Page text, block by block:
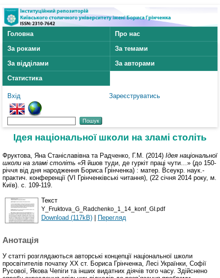
Головна
Про нас
За роками
За темами
За відділами
За авторами
Статистика
Вхід Зареєструватись
Ідея національної школи на зламі століть
Фруктова, Яна Станіславівна та Радченко, Г.М. (2014) Ідея національної
школи на зламі століть «Я йшов туди, де гуркіт праці чути…» (до 150-
річчя від дня народження Бориса Грінченка) : матер. Всеукр. наук.-
практич. конференції (VI Грінченківські читання), (22 січня 2014 року, м.
Київ). с. 109-119.
Текст
Y_Fruktova_G_Radchenko_1_14_konf_GI.pdf
Download (117kB) | Перегляд
Анотація
У статті розглядаються авторські концепції національної школи
просвітителів початку ХХ ст. Бориса Грінченка, Лесі Українки, Софії
Русової, Якова Чепіги та інших видатних діячів того часу. Здійснено